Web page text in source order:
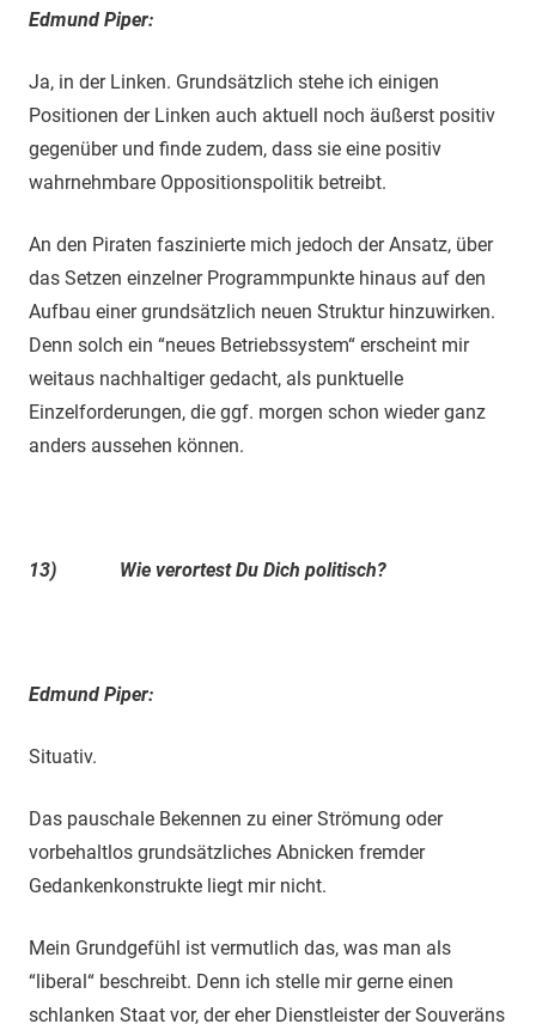
Edmund Piper:
Ja, in der Linken. Grundsätzlich stehe ich einigen
Positionen der Linken auch aktuell noch äußerst positiv
gegenüber und finde zudem, dass sie eine positiv
wahrnehmbare Oppositionspolitik betreibt.
An den Piraten faszinierte mich jedoch der Ansatz, über
das Setzen einzelner Programmpunkte hinaus auf den
Aufbau einer grundsätzlich neuen Struktur hinzuwirken.
Denn solch ein “neues Betriebssystem“ erscheint mir
weitaus nachhaltiger gedacht, als punktuelle
Einzelforderungen, die ggf. morgen schon wieder ganz
anders aussehen können.
13) Wie verortest Du Dich politisch?
Edmund Piper:
Situativ.
Das pauschale Bekennen zu einer Strömung oder
vorbehaltlos grundsätzliches Abnicken fremder
Gedankenkonstrukte liegt mir nicht.
Mein Grundgefühl ist vermutlich das, was man als
“liberal“ beschreibt. Denn ich stelle mir gerne einen
schlanken Staat vor, der eher Dienstleister der Souveräns